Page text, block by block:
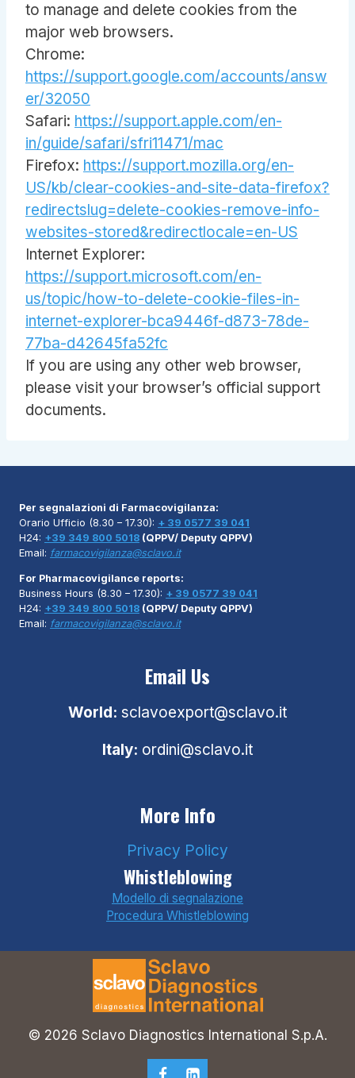
to manage and delete cookies from the
major web browsers.
Chrome:
https://support.google.com/accounts/answ
er/32050
Safari: https://support.apple.com/en-
in/guide/safari/sfri11471/mac
Firefox: https://support.mozilla.org/en-
US/kb/clear-cookies-and-site-data-firefox?
redirectslug=delete-cookies-remove-info-
websites-stored&redirectlocale=en-US
Internet Explorer:
https://support.microsoft.com/en-
us/topic/how-to-delete-cookie-files-in-
internet-explorer-bca9446f-d873-78de-
77ba-d42645fa52fc
If you are using any other web browser,
please visit your browser’s official support
documents.
Per segnalazioni di Farmacovigilanza:
Orario Ufficio (8.30 – 17.30): + 39 0577 39 041
H24: +39 349 800 5018 (QPPV/ Deputy QPPV)
Email: farmacovigilanza@sclavo.it
For Pharmacovigilance reports:
Business Hours (8.30 – 17.30): + 39 0577 39 041
H24: +39 349 800 5018 (QPPV/ Deputy QPPV)
Email: farmacovigilanza@sclavo.it
Email Us
World: sclavoexport@sclavo.it
Italy: ordini@sclavo.it
More Info
Privacy Policy
Whistleblowing
Modello di segnalazione
Procedura Whistleblowing
© 2026 Sclavo Diagnostics International S.p.A.